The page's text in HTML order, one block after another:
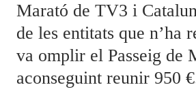
Marató de TV3 i
de les entitats que n’ha
va omplir el Passeig de
aconseguint reunir 950